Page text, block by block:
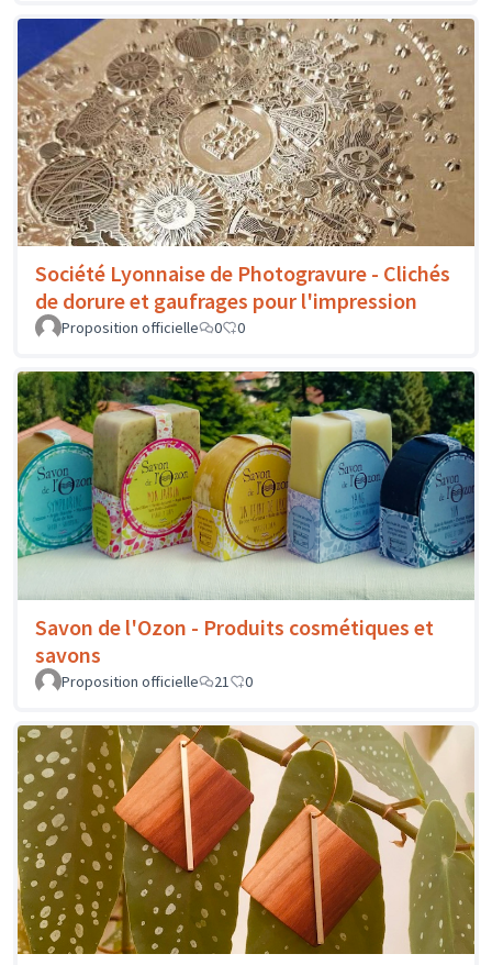
Société Lyonnaise de Photogravure - Clichés
de dorure et gaufrages pour l'impression
Proposition officielle 0 0
Savon de l'Ozon - Produits cosmétiques et
savons
Proposition officielle 21 0